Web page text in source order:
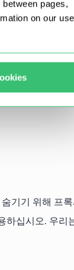
pages,
on our use
기기 위해 프
하십시오. 우리